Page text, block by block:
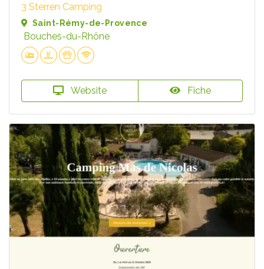
3 Sterren Camping
Saint-Rémy-de-Provence
Bouches-du-Rhône
Website Fiche